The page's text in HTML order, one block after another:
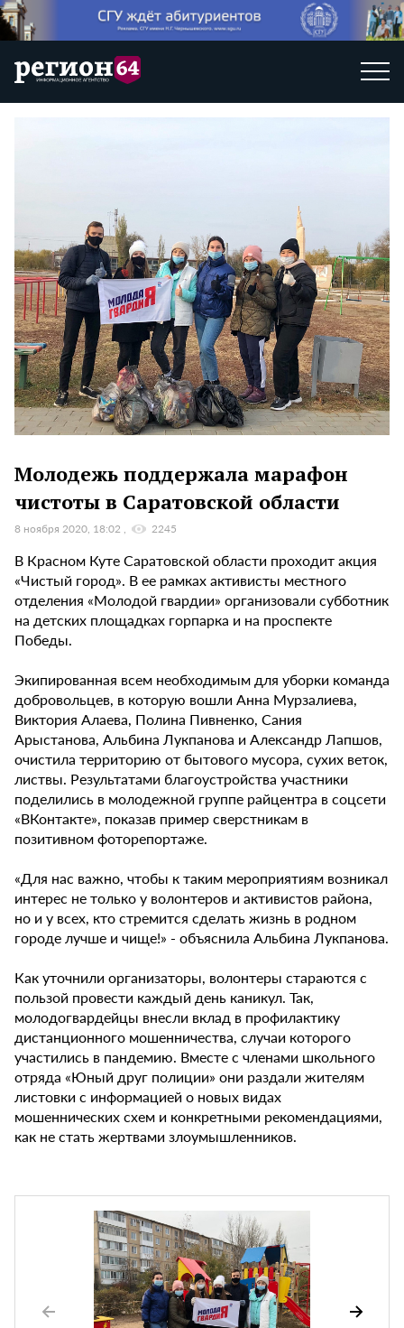
Молодежь поддержала марафон
чистоты в Саратовской области
8 ноября 2020, 18:02 2245
В Красном Куте Саратовской области проходит акция
«Чистый город». В ее рамках активисты местного
отделения «Молодой гвардии» организовали субботник
на детских площадках горпарка и на проспекте
Победы.
Экипированная всем необходимым для уборки команда
добровольцев, в которую вошли Анна Мурзалиева,
Виктория Алаева, Полина Пивненко, Сания
Арыстанова, Альбина Лукпанова и Александр Лапшов,
очистила территорию от бытового мусора, сухих веток,
листвы. Результатами благоустройства участники
поделились в молодежной группе райцентра в соцсети
«ВКонтакте», показав пример сверстникам в
позитивном фоторепортаже.
«Для нас важно, чтобы к таким мероприятиям возникал
интерес не только у волонтеров и активистов района,
но и у всех, кто стремится сделать жизнь в родном
городе лучше и чище!» - объяснила Альбина Лукпанова.
Как уточнили организаторы, волонтеры стараются с
пользой провести каждый день каникул. Так,
молодогвардейцы внесли вклад в профилактику
дистанционного мошенничества, случаи которого
участились в пандемию. Вместе с членами школьного
отряда «Юный друг полиции» они раздали жителям
листовки с информацией о новых видах
мошеннических схем и конкретными рекомендациями,
как не стать жертвами злоумышленников.